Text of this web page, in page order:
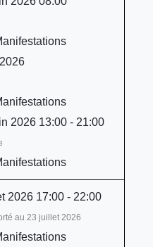
2026 13:00 - 21:00
2026 17:00 - 22:00
au 23 juillet 2026